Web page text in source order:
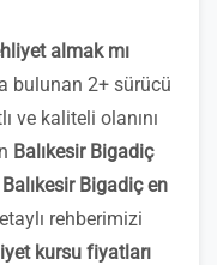
almak mı
bulunan 2+ sürücü
ve kaliteli olanını
Balıkesir Bigadiç
Balıkesir Bigadiç en
rehberimizi
kursu fiyatları